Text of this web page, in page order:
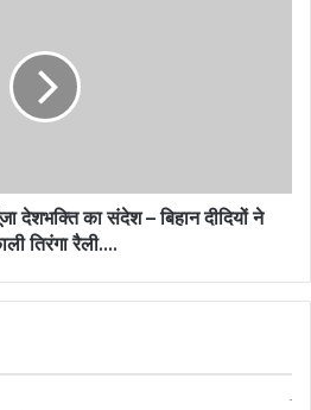
देशभक्ति का संदेश – बिहान दीदियों ने
तिरंगा रैली….